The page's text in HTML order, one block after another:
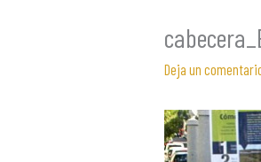
Deja un